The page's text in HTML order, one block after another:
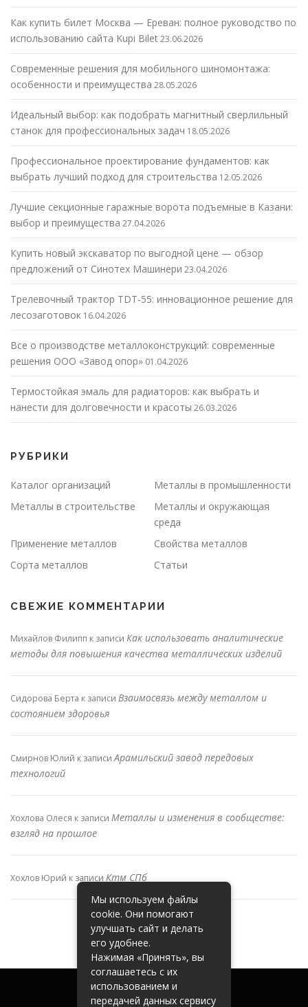
Как купить билет Москва — Ереван: полное руководство по
использованию сайта Kupi Bilet23.06.2026
Современные решения для мобильного шиномонтажа:
особенности и преимущества 28.05.2026
Идеальный выбор: как подобрать магнитный сверлильный
станок для профессиональных задач 18.05.2026
Профессиональное проектирование фундаментов: как
выбрать лучший подход для строительства 12.05.2026
Лучшие секционные гаражные ворота подъемные в Казани:
выбор и преимущества 27.04.2026
Купить новый экскаватор по выгодной цене — обзор
предложений от Синотех Машинери 23.04.2026
Трелевочный трактор TDT-55: инновационное решение для
лесозаготовок 16.04.2026
Все о производстве металлоконструкций: современные
решения ООО «Завод опор» 01.04.2026
Термостойкая эмаль для радиаторов: как выбрать и
нанести для долговечности и красоты 26.03.2026
РУБРИКИ
Каталог организаций
Металлы в промышленности
Металлы в строительстве
Металлы и окружающая
среда
Применение металлов
Свойства металлов
Сорта металлов
Статьи
СВЕЖИЕ КОММЕНТАРИИ
Михайлов Филипп к записи Как использовать аналитические
методы для повышения качества металлических изделий
Сидорова Берта к записи Взаимосвязь между металлом и
состоянием здоровья
Смирнов Юлий к записиАрамильский завод передовых
технологий
Хохлова Олеся к записи Металлы и изменения в сообществе:
взгляд на прошлое
Хохлов Юрий к записи Ктм СПб
Мы используем файлы
cookie. Они помогают
улучшать сайт и делать
его удобнее.
Нажимая «Принять», вы
соглашаетесь с их
использованием и
передачей данных сервису